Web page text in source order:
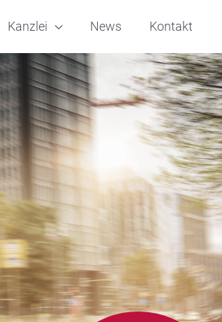
Kanzlei News Kontakt